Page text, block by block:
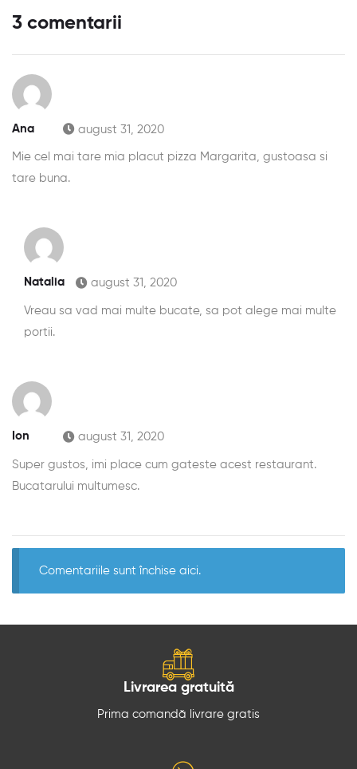
3 comentarii
Ana august 31, 2020
Mie cel mai tare mia placut pizza Margarita, gustoasa si
tare buna.
Natalia august 31, 2020
Vreau sa vad mai multe bucate, sa pot alege mai multe
portii.
Ion august 31, 2020
Super gustos, imi place cum gateste acest restaurant.
Bucatarului multumesc.
Comentariile sunt închise aici.
Livrarea gratuită
Prima comandă livrare gratis